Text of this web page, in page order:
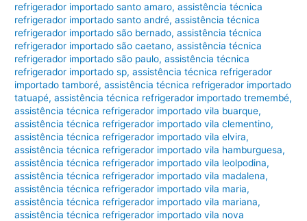
refrigerador importado santo amaro,assistência técnica
refrigerador importado santo andré,assistência técnica
refrigerador importado são bernado,assistência técnica
refrigerador importado são caetano,assistência técnica
refrigerador importado são paulo,assistência técnica
refrigerador importado sp,assistência técnica refrigerador
importado tamboré,assistência técnica refrigerador importado
tatuapé,assistência técnica refrigerador importado tremembé,
assistência técnica refrigerador importado vila buarque,
assistência técnica refrigerador importado vila clementino,
assistência técnica refrigerador importado vila elvira,
assistência técnica refrigerador importado vila hamburguesa,
assistência técnica refrigerador importado vila leolpodina,
assistência técnica refrigerador importado vila madalena,
assistência técnica refrigerador importado vila maria,
assistência técnica refrigerador importado vila mariana,
assistência técnica refrigerador importado vila nova